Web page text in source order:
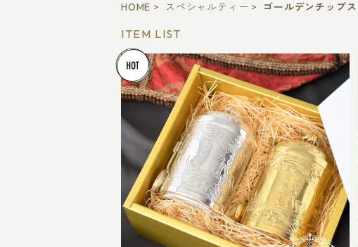
HOME スペシャルティー ゴールデンチップス
ITEM LIST